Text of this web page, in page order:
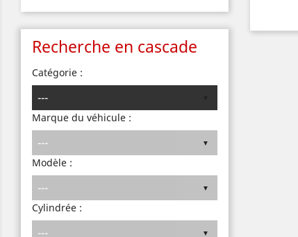
Recherche en cascade
Catégorie :
Marque du véhicule :
Modèle :
Cylindrée :